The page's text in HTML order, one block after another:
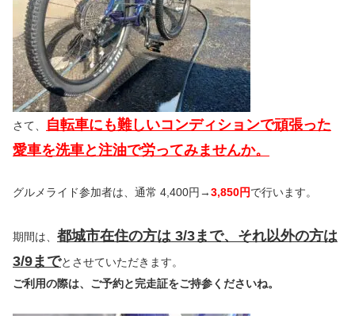
さて、
自転車にも難しいコンディションで頑張った
愛車を洗車と注油で労ってみませんか。
グルメライド参加者は、通常 4,400円→3,850円で行います。
期間は、 都城市在住の方は 3/3まで、それ以外の方は
3/9までとさせていただきます。
ご利用の際は、ご予約と完走証をご持参くださいね。